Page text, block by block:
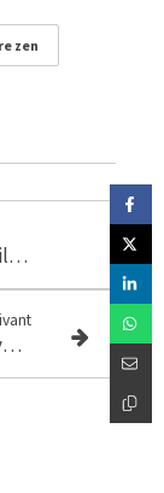
zen
"Massage bien-être" aux huiles essentielles
Votre mutuelle rembourse-t-elle votre séance de sophrologie ?